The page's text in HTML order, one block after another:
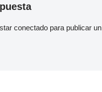
conectado para publicar un